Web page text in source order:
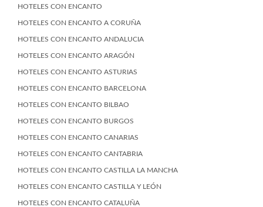
HOTELES CON ENCANTO
HOTELES CON ENCANTO A CORUÑA
HOTELES CON ENCANTO ANDALUCIA
HOTELES CON ENCANTO ARAGÓN
HOTELES CON ENCANTO ASTURIAS
HOTELES CON ENCANTO BARCELONA
HOTELES CON ENCANTO BILBAO
HOTELES CON ENCANTO BURGOS
HOTELES CON ENCANTO CANARIAS
HOTELES CON ENCANTO CANTABRIA
HOTELES CON ENCANTO CASTILLA LA MANCHA
HOTELES CON ENCANTO CASTILLA Y LEÓN
HOTELES CON ENCANTO CATALUÑA